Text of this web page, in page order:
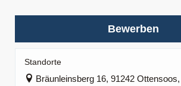
Bewerben
Standorte
Bräunleinsberg 16, 91242